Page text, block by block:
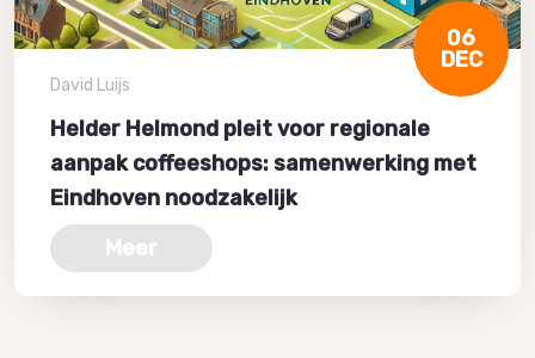
06
DEC
David Luijs
Helder Helmond pleit voor regionale
aanpak coffeeshops: samenwerking met
Eindhoven noodzakelijk
Meer